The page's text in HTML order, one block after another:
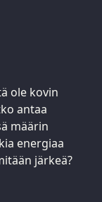
ole kovin
antaa
määrin
energiaa
järkeä?